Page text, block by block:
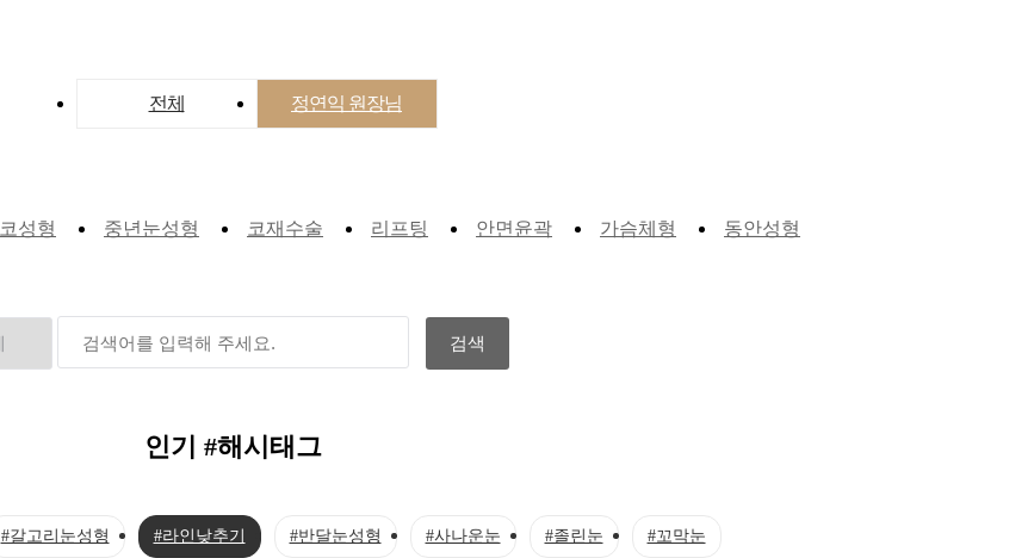
전체 정연익 원장님
코성형 중년눈성형 코재수술 리프팅 안면윤곽 가슴체형 동안성형
인기 #해시태그
#갈고리눈성형 #라인낮추기 #반달눈성형 #사나운눈 #졸린눈 #꼬막눈